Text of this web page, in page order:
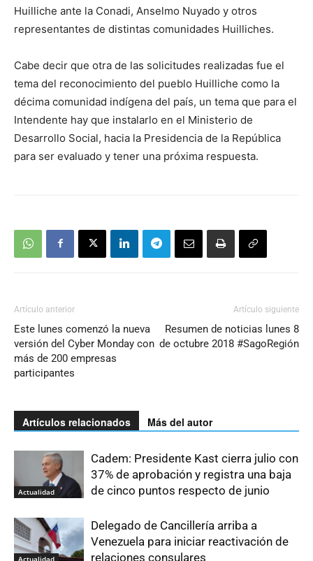
Huilliche ante la Conadi, Anselmo Nuyado y otros
representantes de distintas comunidades Huilliches.
Cabe decir que otra de las solicitudes realizadas fue el
tema del reconocimiento del pueblo Huilliche como la
décima comunidad indígena del país, un tema que para el
Intendente hay que instalarlo en el Ministerio de
Desarrollo Social, hacia la Presidencia de la República
para ser evaluado y tener una próxima respuesta.
Artículo anterior
Este lunes comenzó la nueva
versión del Cyber Monday con
más de 200 empresas
participantes
Artículo siguiente
Resumen de noticias lunes 8
de octubre 2018 #SagoRegión
Artículos relacionados Más del autor
Actualidad
Cadem: Presidente Kast cierra julio con
37% de aprobación y registra una baja
de cinco puntos respecto de junio
Delegado de Cancillería arriba a
Venezuela para iniciar reactivación de
relaciones consulares